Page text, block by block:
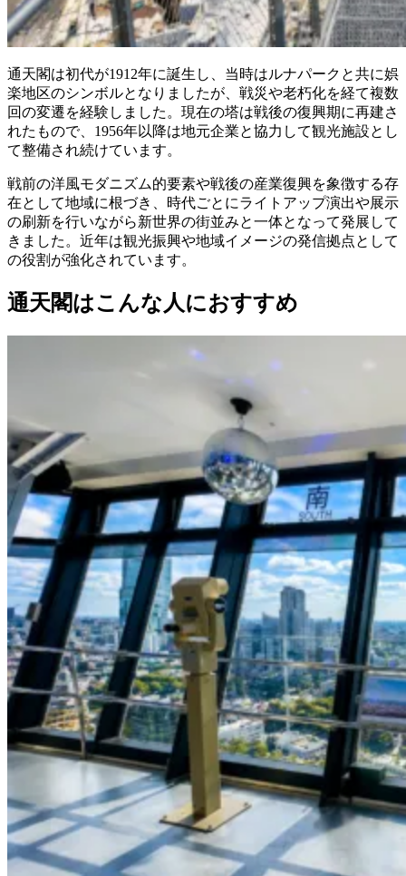
通天閣は初代が1912年に誕生し、当時はルナパークと共に娯
楽地区のシンボルとなりましたが、戦災や老朽化を経て複数
回の変遷を経験しました。現在の塔は戦後の復興期に再建さ
れたもので、1956年以降は地元企業と協力して観光施設とし
て整備され続けています。
戦前の洋風モダニズム的要素や戦後の産業復興を象徴する存
在として地域に根づき、時代ごとにライトアップ演出や展示
の刷新を行いながら新世界の街並みと一体となって発展して
きました。近年は観光振興や地域イメージの発信拠点として
の役割が強化されています。
通天閣はこんな人におすすめ